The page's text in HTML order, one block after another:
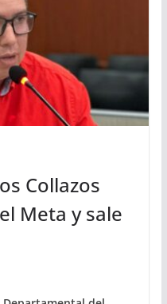
Collazos
Meta y sale